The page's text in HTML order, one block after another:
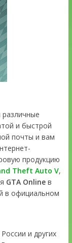
и быстрой
почты и вам
продукцию
Theft Auto V,
GTA Onlineв
в официальном
и других